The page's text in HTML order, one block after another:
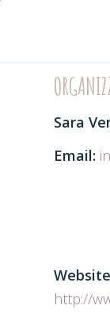
Sara
Email:
http://